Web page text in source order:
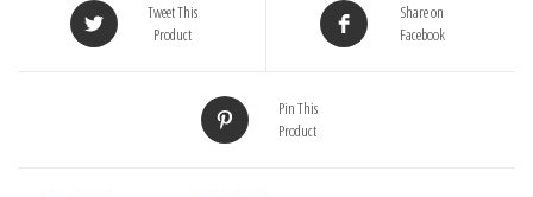
Tweet This
Product
Share on
Facebook
Pin This
Product